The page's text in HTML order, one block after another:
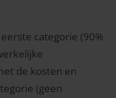
categorie (90%
de kosten en
(geen